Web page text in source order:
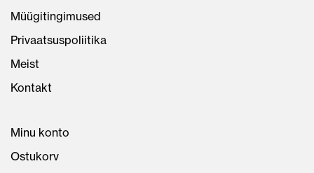
Müügitingimused
Privaatsuspoliitika
Meist
Kontakt
Minu konto
Ostukorv